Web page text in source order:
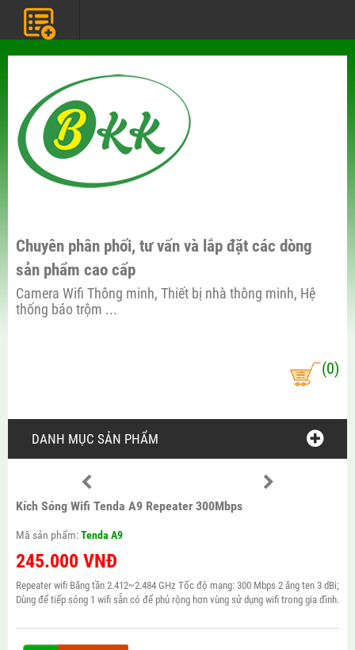
Chuyên phân phối, tư vấn và lắp đặt các dòng
sản phẩm cao cấp
Camera Wifi Thông minh, Thiết bị nhà thông minh, Hệ
thống báo trộm ...
(0)
DANH MỤC SẢN PHẨM
Kích Sóng Wifi Tenda A9 Repeater 300Mbps
Mã sản phẩm:Tenda A9
245.000 VNĐ
Repeater wifi Băng tần 2.412~2.484 GHz Tốc độ mạng: 300 Mbps 2 ăng ten 3 dBi;
Dùng để tiếp sóng 1 wifi sẵn có để phủ rộng hơn vùng sử dụng wifi trong gia đình.